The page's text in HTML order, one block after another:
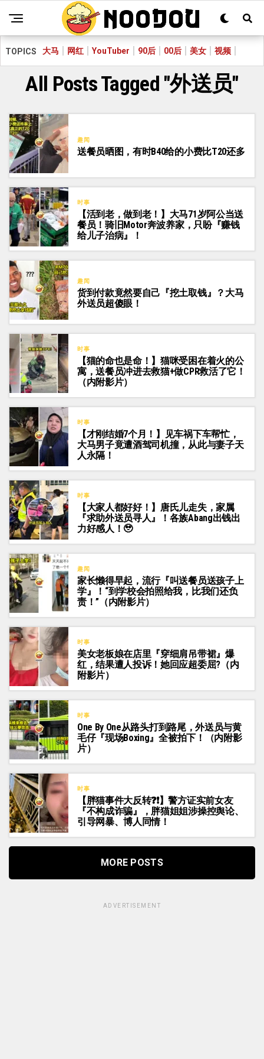
TOPICS 大马 网红 YouTuber 90后 00后 美女 视频
All Posts Tagged "外送员"
趣闻
送餐员晒图，有时B40给的小费比T20还多
时事
【活到老，做到老！】大马71岁阿公当送
餐员！骑旧Motor奔波养家，只盼『赚钱
给儿子治病』！
趣闻
货到付款竟然要自己『挖土取钱』？大马
外送员超傻眼！
时事
【猫的命也是命！】猫咪受困在着火的公
寓，送餐员冲进去救猫+做CPR救活了它！
（内附影片）
时事
【才刚结婚7个月！】见车祸下车帮忙，
大马男子竟遭酒驾司机撞，从此与妻子天
人永隔！
时事
【大家人都好好！】唐氏儿走失，家属
『求助外送员寻人』！各族Abang出钱出
力好感人！🥹
趣闻
家长懒得早起，流行『叫送餐员送孩子上
学』！“到学校会拍照给我，比我们还负
责！”（内附影片）
时事
美女老板娘在店里『穿细肩吊带裙』爆
红，结果遭人投诉！她回应超委屈?（内
附影片）
时事
One By One从路头打到路尾，外送员与黄
毛仔『现场Boxing』全被拍下！（内附影
片）
时事
【胖猫事件大反转❓❗】警方证实前女友
『不构成诈骗』，胖猫姐姐涉操控舆论、
引导网暴、博人同情！
MORE POSTS
ADVERTISEMENT